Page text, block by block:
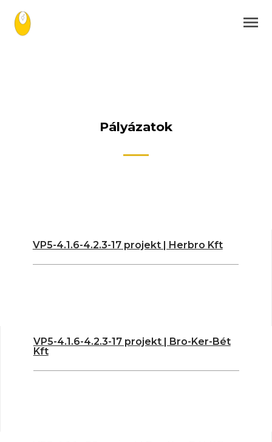
Pályázatok
VP5-4.1.6-4.2.3-17 projekt | Herbro Kft
VP5-4.1.6-4.2.3-17 projekt | Bro-Ker-Bét
Kft